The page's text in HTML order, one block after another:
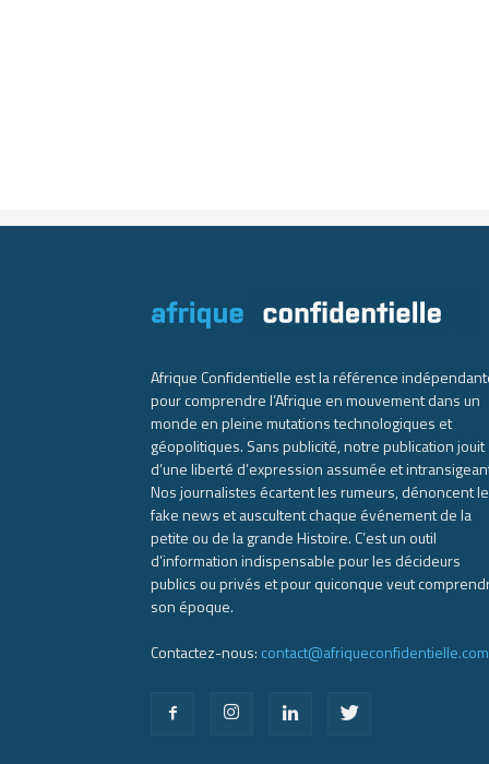
Afrique Confidentielle est la référence
pour comprendre l’Afrique en mouvement dans un
monde en pleine mutations technologiques et
géopolitiques. Sans publicité, notre publication jouit
d’une liberté d’expression assumée et
Nos journalistes écartent les rumeurs, dénoncent
fake news et auscultent chaque événement de la
petite ou de la grande Histoire. C’est un outil
d’information indispensable pour les décideurs
publics ou privés et pour quiconque veut
son époque.
Contactez-nous: contact@afriqueconfidentielle.com